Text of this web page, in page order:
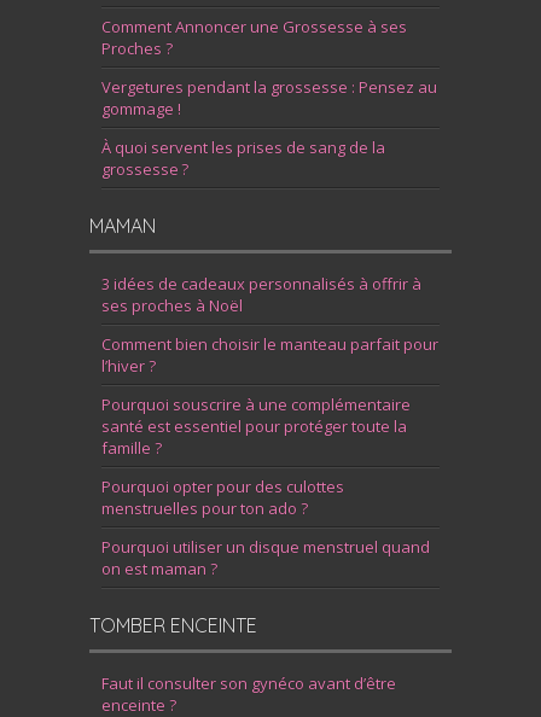
Comment Annoncer une Grossesse à ses
Proches ?
Vergetures pendant la grossesse : Pensez au
gommage !
À quoi servent les prises de sang de la
grossesse ?
MAMAN
3 idées de cadeaux personnalisés à offrir à
ses proches à Noël
Comment bien choisir le manteau parfait pour
l’hiver ?
Pourquoi souscrire à une complémentaire
santé est essentiel pour protéger toute la
famille ?
Pourquoi opter pour des culottes
menstruelles pour ton ado ?
Pourquoi utiliser un disque menstruel quand
on est maman ?
TOMBER ENCEINTE
Faut il consulter son gynéco avant d’être
enceinte ?